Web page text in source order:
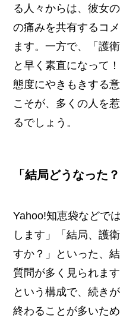
る人々からは、彼女
の痛みを共有するコ
ます。一方で、「護
と早く素直になって
態度にやきもきする
こそが、多くの人を
るでしょう。
「結局どうなった
Yahoo!知恵袋などで
します」「結局、護
すか？」といった、
質問が多く見られま
という構成で、続き
終わることが多いた